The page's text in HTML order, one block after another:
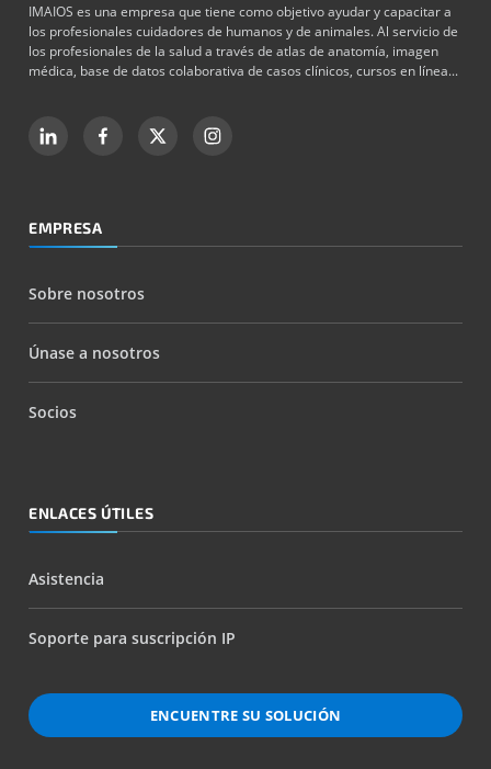
IMAIOS es una empresa que tiene como objetivo ayudar y capacitar a
los profesionales cuidadores de humanos y de animales. Al servicio de
los profesionales de la salud a través de atlas de anatomía, imagen
médica, base de datos colaborativa de casos clínicos, cursos en línea...
EMPRESA
Sobre nosotros
Únase a nosotros
Socios
ENLACES ÚTILES
Asistencia
Soporte para suscripción IP
ENCUENTRE SU SOLUCIÓN